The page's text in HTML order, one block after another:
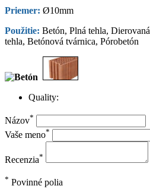
Priemer: Ø10mm
Použitie: Betón, Plná tehla, Dierovaná
tehla, Betónová tvárnica, Pórobetón
Quality:
review.
*
Vaše meno
Recenzia*